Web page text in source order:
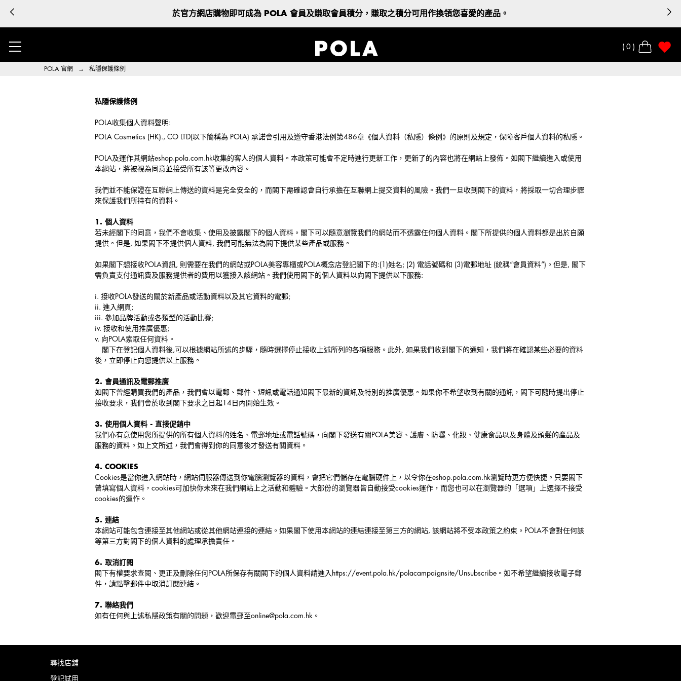
0
於官方網店購物即可成為 POLA 會員及賺取會員積分，賺取之積分可用作換領您喜愛的產品。
POLA 官網 → 私隱保護條例
私隱保護條例
POLA收集個人資料聲明:
POLA Cosmetics (HK)., CO LTD(以下簡稱為 POLA) 承諾會引用及遵守香港法例第486章《個人資料（私隱）條例》的原則及規定，保障客戶個人資料的私隱。
POLA及運作其網站eshop.pola.com.hk收集的客人的個人資料。本政策可能會不定時進行更新工作，更新了的內容也將在網站上發佈。如閣下繼續進入或使用
本網站，將被視為同意並接受所有該等更改內容。
我們並不能保證在互聯網上傳送的資料是完全安全的，而閣下需確認會自行承擔在互聯網上提交資料的風險。我們一旦收到閣下的資料，將採取一切合理步驟
來保護我們所持有的資料。
1. 個人資料
若未經閣下的同意，我們不會收集、使用及披露閣下的個人資料。閣下可以隨意瀏覽我們的網站而不透露任何個人資料。閣下所提供的個人資料都是出於自願
提供。但是, 如果閣下不提供個人資料, 我們可能無法為閣下提供某些產品或服務。
如果閣下想接收POLA資訊, 則需要在我們的網站或POLA美容專櫃或POLA概念店登記閣下的:(1)姓名; (2) 電話號碼和 (3)電郵地址 (統稱“會員資料”)。但是, 閣下
需負責支付通訊費及服務提供者的費用以獲接入該網站。我們使用閣下的個人資料以向閣下提供以下服務:
i. 接收POLA發送的關於新產品或活動資料以及其它資料的電郵;
ii. 進入網頁;
iii. 參加品牌活動或各類型的活動比賽;
iv. 接收和使用推廣優惠;
v. 向POLA索取任何資料。
閣下在登記個人資料後,可以根據網站所述的步驟，隨時選擇停止接收上述所列的各項服務。此外, 如果我們收到閣下的通知，我們將在確認某些必要的資料
後，立即停止向您提供以上服務。
2. 會員通訊及電郵推廣
如閣下曾經購買我們的產品，我們會以電郵、郵件、短訊或電話通知閣下最新的資訊及特別的推廣優惠。如果你不希望收到有關的通訊，閣下可隨時提出停止
接收要求，我們會於收到閣下要求之日起14日內開始生效。
3. 使用個人資料 - 直接促銷中
我們亦有意使用您所提供的所有個人資料的姓名、電郵地址或電話號碼，向閣下發送有關POLA美容、護膚、防曬、化妝、健康食品以及身體及頭髮的產品及
服務的資料。如上文所述，我們會得到你的同意後才發送有關資料。
4. COOKIES
Cookies是當你進入網站時，網站伺服器傳送到你電腦瀏覽器的資料，會把它們儲存在電腦硬件上，以令你在eshop.pola.com.hk瀏覽時更方便快捷。只要閣下
曾填寫個人資料，cookies可加快你未來在我們網站上之活動和體驗。大部份的瀏覽器皆自動接受cookies運作，而您也可以在瀏覽器的「選項」上選擇不接受
cookies的運作。
5. 連結
本網站可能包含連接至其他網站或從其他網站連接的連結。如果閣下使用本網站的連結連接至第三方的網站, 該網站將不受本政策之約束。POLA不會對任何該
等第三方對閣下的個人資料的處理承擔責任。
6. 取消訂閱
閣下有權要求查閱、更正及刪除任何POLA所保存有關閣下的個人資料請進入 https://event.pola.hk/polacampaignsite/Unsubscribe 。如不希望繼續接收電子郵
件，請點擊郵件中取消訂閱連結。
7. 聯絡我們
如有任何與上述私隱政策有關的問題，歡迎電郵至online@pola.com.hk 。
尋找店鋪
登記試用